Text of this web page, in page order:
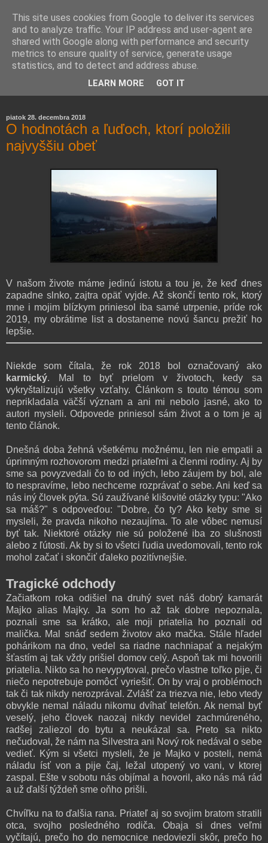
rozoberá témy o zdraví, živote a všetko možné.
piatok 28. decembra 2018
O hodnotách a ľuďoch, ktorí položili
najvyššiu obeť
V našom živote máme jedinú istotu a tou je, že keď dnes
zapadne slnko, zajtra opäť vyjde. Až skončí tento rok, ktorý
mne i mojim blízkym priniesol iba samé utrpenie, príde rok
2019, my obrátime list a dostaneme novú šancu prežiť ho
lepšie.
Niekde som čítala, že rok 2018 bol označovaný ako
karmický. Mal to byť prielom v životoch, kedy sa
vykryštalizujú všetky vzťahy. Článkom s touto témou som
neprikladala väčší význam a ani mi nebolo jasné, ako to
autori mysleli. Odpovede priniesol sám život a o tom je aj
tento článok.
Dnešná doba žehná všetkému možnému, len nie empatii a
úprimným rozhovorom medzi priateľmi a členmi rodiny. Aj by
sme sa povyzvedali čo to od iných, lebo záujem by bol, ale
to nespravíme, lebo nechceme rozprávať o sebe. Ani keď sa
nás iný človek pýta. Sú zaužívané klišovité otázky typu: "Ako
sa máš?" s odpoveďou: "Dobre, čo ty? Ako keby sme si
mysleli, že pravda nikoho nezaujíma. To ale vôbec nemusí
byť tak. Niektoré otázky nie sú položené iba zo slušnosti
alebo z ľútosti. Ak by si to všetci ľudia uvedomovali, tento rok
mohol začať i skončiť ďaleko pozitívnejšie.
Tragické odchody
Začiatkom roka odišiel na druhý svet náš dobrý kamarát
Majko alias Majky. Ja som ho až tak dobre nepoznala,
poznali sme sa krátko, ale moji priatelia ho poznali od
malička. Mal snáď sedem životov ako mačka. Stále hľadel
pohárikom na dno, vedel sa riadne nachniapať a nejakým
šťastím aj tak vždy prišiel domov celý. Aspoň tak mi hovorili
priatelia. Nikto sa ho nevypytoval, prečo vlastne toľko pije, či
niečo nepotrebuje pomôcť vyriešiť. On by vraj o problémoch
tak či tak nikdy nerozprával. Zvlášť za triezva nie, lebo vtedy
obvykle nemal náladu nikomu dvíhať telefón. Ak nemal byť
veselý, jeho človek naozaj nikdy nevidel zachmúreného,
radšej zaliezol do bytu a neukázal sa. Preto sa nikto
nečudoval, že nám na Silvestra ani Nový rok nedával o sebe
vedieť. Kým si všetci mysleli, že je Majko v posteli, nemá
náladu ísť von a pije čaj, ležal utopený vo vani, v ktorej
zaspal. Ešte v sobotu nás objímal a hovoril, ako nás má rád
a už ďalší týždeň sme oňho prišli.
Chvíľku na to ďalšia rana. Priateľ aj so svojim bratom stratili
otca, svojho posledného rodiča. Obaja si dnes veľmi
vyčítajú, prečo ho do nemocnice nedoviezli skôr, prečo ho
This site uses cookies from Google to deliver its services
and to analyze traffic. Your IP address and user-agent are
shared with Google along with performance and security
metrics to ensure quality of service, generate usage
statistics, and to detect and address abuse.
LEARN MORE GOT IT